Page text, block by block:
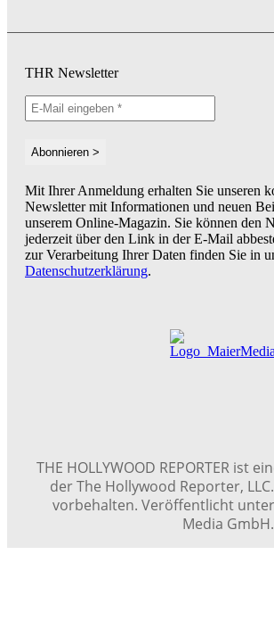
THR Newsletter
Mit Ihrer Anmeldung erhalten Sie unseren
Newsletter mit Informationen und neuen
unserem Online-Magazin. Sie können den
jederzeit über den Link in der E-Mail
zur Verarbeitung Ihrer Daten finden Sie in
Datenschutzerklärung.
THE HOLLYWOOD REPORTER ist
der The Hollywood Reporter,
vorbehalten. Veröffentlicht
Media GmbH.